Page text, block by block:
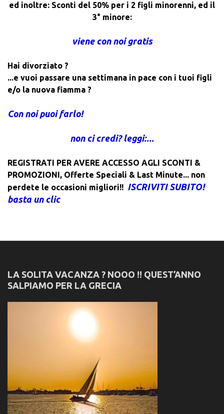
ed inoltre: Sconti del 50% per i 2 figli minorenni, ed il
3° minore:
viene con noi gratis
Hai divorziato ?
...e vuoi passare una settimana in pace con i tuoi figli
e/o la nuova fiamma ?
Con noi puoi farlo!
non ci credi? leggi:...
REGISTRATI PER AVERE ACCESSO AGLI SCONTI &
PROMOZIONI, Offerte Speciali & Last Minute... non
perdete le occasioni migliori!! ISCRIVITI SUBITO!
basta un clic
LA SOLITA VACANZA ? NOOO !! QUEST’ANNO
SALPIAMO PER LA GRECIA